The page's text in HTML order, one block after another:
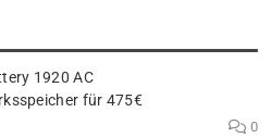
1920 AC
für 475€
0